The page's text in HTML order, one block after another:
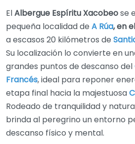
ElAlbergue Espíritu Xacobeose
pequeña localidad de A Rúa, en
a escasos 20 kilómetros de
Su localización lo convierte en
grandes puntos de descanso del
Francés, ideal para reponer
etapa final hacia la majestuosa
Rodeado de tranquilidad y
brinda al peregrino un entorno
descanso físico y mental.